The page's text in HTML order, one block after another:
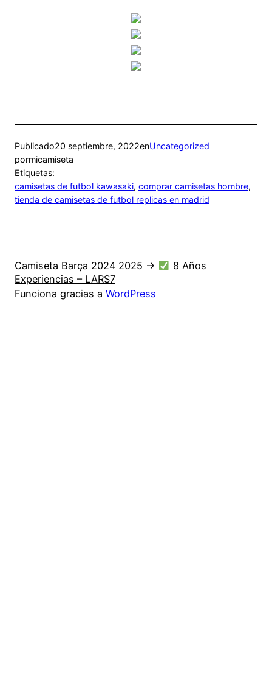
Publicado20 septiembre, 2022enUncategorized
pormicamiseta
Etiquetas:
camisetas de futbol kawasaki, comprar camisetas hombre
tienda de camisetas de futbol replicas en madrid
Camiseta Barça 2024 2025 →
8 Años
Experiencias – LARS7
Funciona gracias a WordPress